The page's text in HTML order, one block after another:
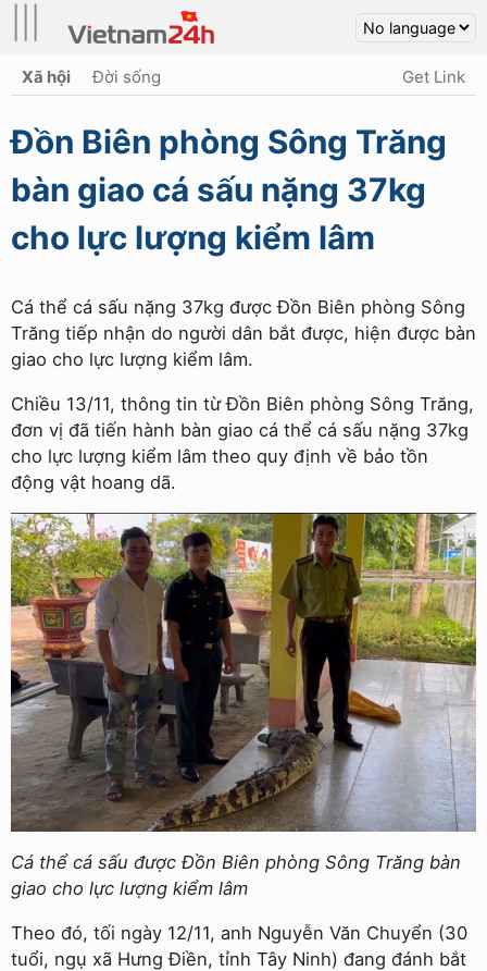
Xã hội Đời sống Get Link
Đồn Biên phòng Sông Trăng
bàn giao cá sấu nặng 37kg
cho lực lượng kiểm lâm
Cá thể cá sấu nặng 37kg được Đồn Biên phòng Sông
Trăng tiếp nhận do người dân bắt được, hiện được bàn
giao cho lực lượng kiểm lâm.
Chiều 13/11, thông tin từ Đồn Biên phòng Sông Trăng,
đơn vị đã tiến hành bàn giao cá thể cá sấu nặng 37kg
cho lực lượng kiểm lâm theo quy định về bảo tồn
động vật hoang dã.
Cá thể cá sấu được Đồn Biên phòng Sông Trăng bàn
giao cho lực lượng kiểm lâm
Theo đó, tối ngày 12/11, anh Nguyễn Văn Chuyển (30
tuổi, ngụ xã Hưng Điền, tỉnh Tây Ninh) đang đánh bắt